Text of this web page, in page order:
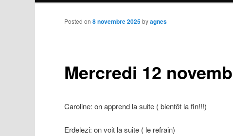
to
content
Mercredi 12
Posted on 8 novembre 2025byagnes
Caroline: on apprend la suite ( bientôt la fin!!!)
Erdelezi: on voit la suite ( le refrain)